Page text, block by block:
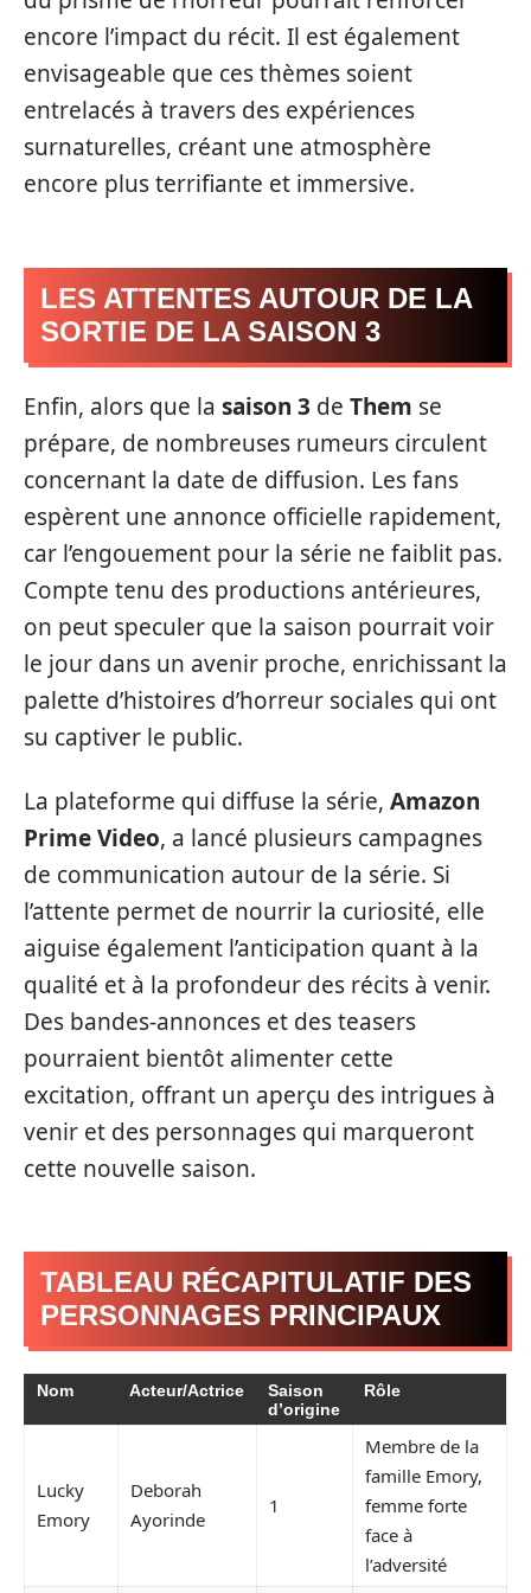
encore l’impact du récit. Il est également
envisageable que ces thèmes soient
entrelacés à travers des expériences
surnaturelles, créant une atmosphère
encore plus terrifiante et immersive.
LES ATTENTES AUTOUR DE LA
SORTIE DE LA SAISON 3
Enfin, alors que la saison 3 de Them se
prépare, de nombreuses rumeurs circulent
concernant la date de diffusion. Les fans
espèrent une annonce officielle rapidement,
car l’engouement pour la série ne faiblit pas.
Compte tenu des productions antérieures,
on peut speculer que la saison pourrait voir
le jour dans un avenir proche, enrichissant la
palette d’histoires d’horreur sociales qui ont
su captiver le public.
La plateforme qui diffuse la série, Amazon
Prime Video, a lancé plusieurs campagnes
de communication autour de la série. Si
l’attente permet de nourrir la curiosité, elle
aiguise également l’anticipation quant à la
qualité et à la profondeur des récits à venir.
Des bandes-annonces et des teasers
pourraient bientôt alimenter cette
excitation, offrant un aperçu des intrigues à
venir et des personnages qui marqueront
cette nouvelle saison.
TABLEAU RÉCAPITULATIF DES
PERSONNAGES PRINCIPAUX
Nom Acteur/Actrice
Saison
d’origine
Rôle
Lucky
Emory
Deborah
Ayorinde
1
Membre de la
famille Emory,
femme forte
face à
l’adversité